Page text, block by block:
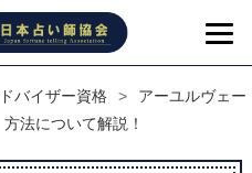
バイザー資格 >
アーユルヴェー
法について解説！